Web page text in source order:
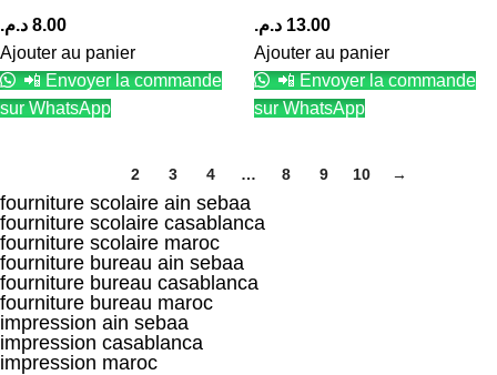
8.00 د.م.
Ajouter au panier
📲 Envoyer la commande
sur WhatsApp
13.00 د.م.
Ajouter au panier
📲 Envoyer la commande
sur WhatsApp
2 3 4 … 8 9 10 →
fourniture scolaire ain sebaa
fourniture scolaire casablanca
fourniture scolaire maroc
fourniture bureau ain sebaa
fourniture bureau casablanca
fourniture bureau maroc
impression ain sebaa
impression casablanca
impression maroc